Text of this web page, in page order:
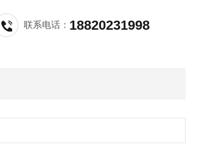
联系电话： 18820231998